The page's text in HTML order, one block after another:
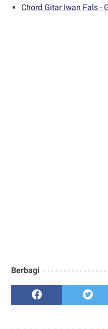
Chord Gitar Iwan Fals -
Berbagi